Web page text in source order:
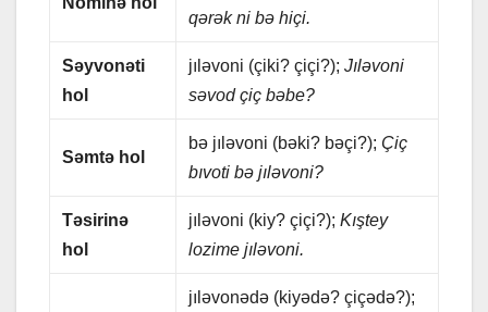
qərək ni bə hiçi.
Səyvonəti
hol
jıləvoni (çiki? çiçi?);Jıləvoni
səvod çiç bəbе?
Səmtə hol
bə jıləvoni (bəki? bəçi?); Çiç
bıvoti bə jıləvoni?
Təsirinə
hol
jıləvoni (kiy? çiçi?);Kıştеy
lozimе jıləvoni.
jıləvonədə (kiyədə? çiçədə?);